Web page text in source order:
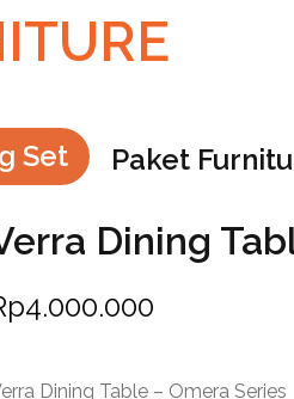
Set Paket
Dining
4.000.000
Dining Table – Omera Series